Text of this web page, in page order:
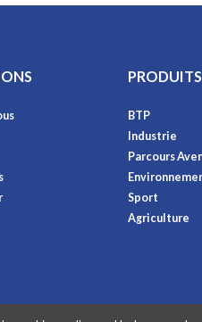
PRODUITS
BTP
Industrie
Parcours
Sport
Agriculture